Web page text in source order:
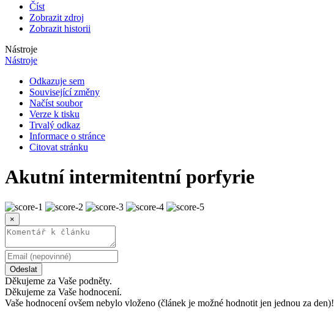
Číst
Zobrazit zdroj
Zobrazit historii
Nástroje
Nástroje
Odkazuje sem
Související změny
Načíst soubor
Verze k tisku
Trvalý odkaz
Informace o stránce
Citovat stránku
Akutní intermitentní porfyrie
×
Odeslat
Děkujeme za Vaše podněty.
Děkujeme za Vaše hodnocení.
Vaše hodnocení ovšem nebylo vloženo (článek je možné hodnotit jen jednou za den)!